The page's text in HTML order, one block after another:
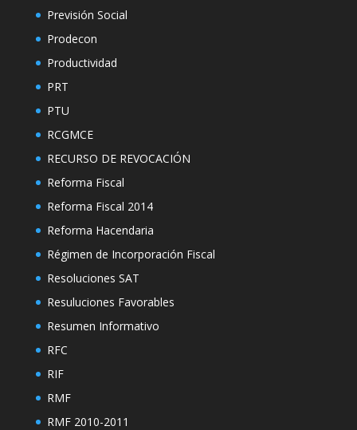
Previsión Social
Prodecon
Productividad
PRT
PTU
RCGMCE
RECURSO DE REVOCACIÓN
Reforma Fiscal
Reforma Fiscal 2014
Reforma Hacendaria
Régimen de Incorporación Fiscal
Resoluciones SAT
Resuluciones Favorables
Resumen Informativo
RFC
RIF
RMF
RMF 2010-2011